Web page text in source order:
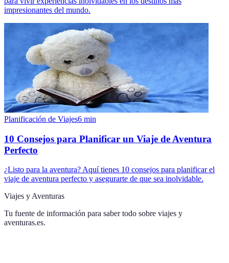
impresionantes del mundo.
Planificación de Viajes6 min
10 Consejos para Planificar un Viaje de Aventura
Perfecto
¿Listo para la aventura? Aquí tienes 10 consejos para planificar el
viaje de aventura perfecto y asegurarte de que sea inolvidable.
Viajes y Aventuras
Tu fuente de información para saber todo sobre viajes y
aventuras.es.